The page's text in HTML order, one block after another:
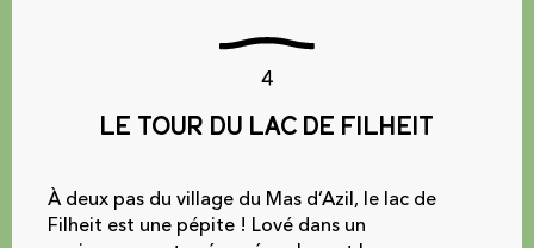
4
Le tour du lac de Filheit
À deux pas du village du Mas d’Azil, le lac de
Filheit est une pépite ! Lové dans un